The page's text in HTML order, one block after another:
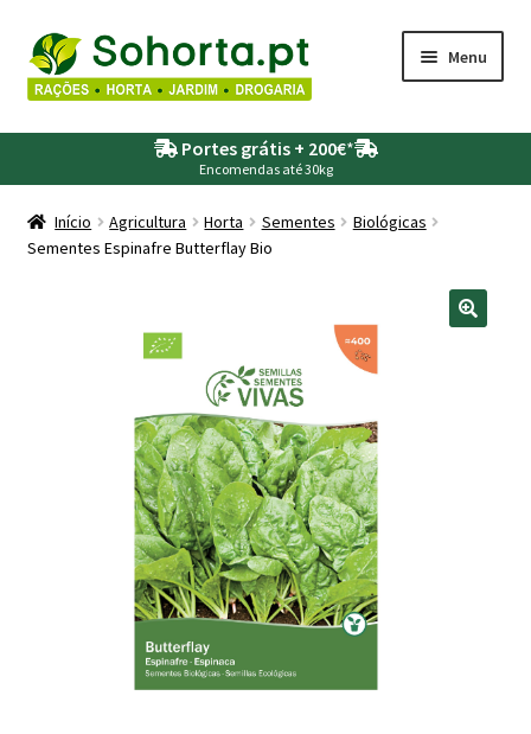
Ir
para
a
navegação
Saltar
para
o
conteúdo
Menu
Agricultura
Drogaria
Piscinas
Portes grátis + 200€*
Encomendas até 30kg
Início Agricultura Horta Sementes
Biológicas
Sementes Espinafre Butterflay Bio